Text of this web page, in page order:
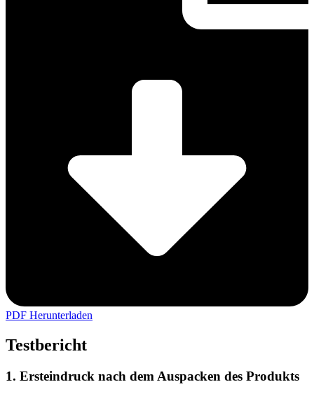
PDF Herunterladen
Testbericht
1. Ersteindruck nach dem Auspacken des Produkts